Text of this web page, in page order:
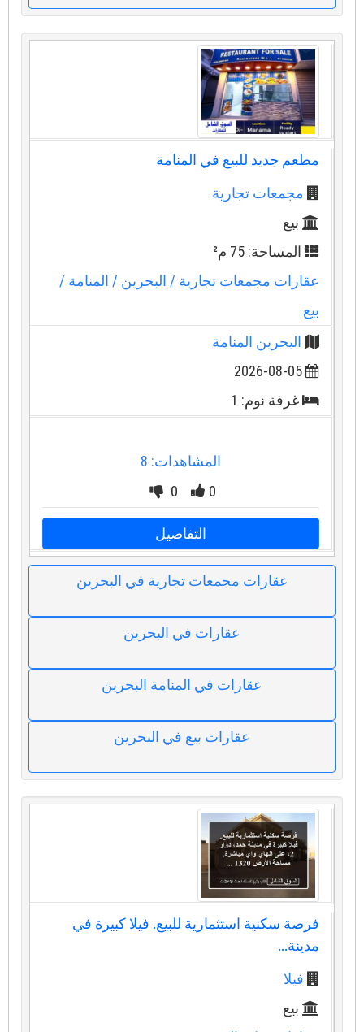
مطعم جديد للبيع في المنامة
مجمعات تجارية
بيع
المساحة: 75 م²
عقارات مجمعات تجارية/ البحرين/ المنامة/
بيع
البحرين المنامة
2026-08-05
غرفة نوم: 1
المشاهدات: 8
0
0
التفاصيل
عقارات مجمعات تجارية في البحرين
عقارات في البحرين
عقارات في المنامة البحرين
عقارات بيع في البحرين
فرصة سكنية استثمارية للبيع. فيلا كبيرة في
مدينة...
فيلا
بيع